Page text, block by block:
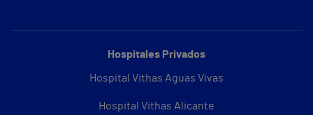
Hospitales Privados
Hospital Vithas Aguas Vivas
Hospital Vithas Alicante